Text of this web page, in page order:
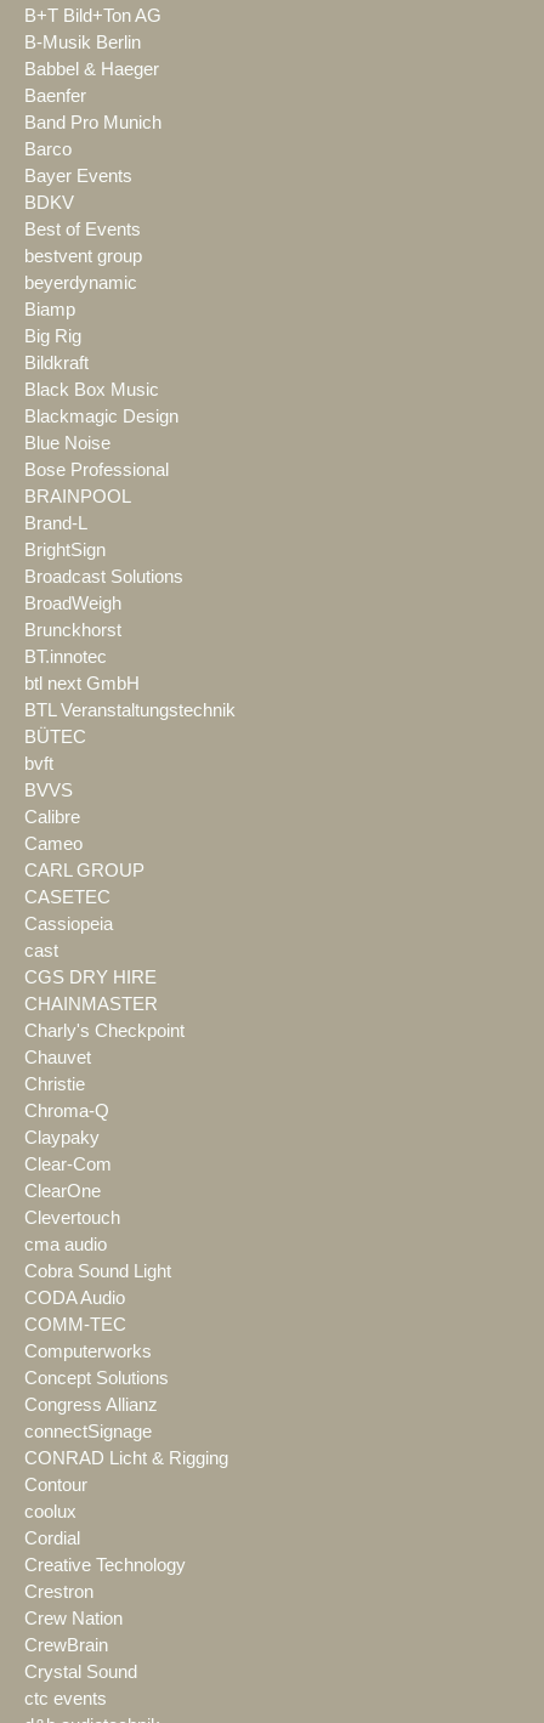
B+T Bild+Ton AG
B-Musik Berlin
Babbel & Haeger
Baenfer
Band Pro Munich
Barco
Bayer Events
BDKV
Best of Events
bestvent group
beyerdynamic
Biamp
Big Rig
Bildkraft
Black Box Music
Blackmagic Design
Blue Noise
Bose Professional
BRAINPOOL
Brand-L
BrightSign
Broadcast Solutions
BroadWeigh
Brunckhorst
BT.innotec
btl next GmbH
BTL Veranstaltungstechnik
BÜTEC
bvft
BVVS
Calibre
Cameo
CARL GROUP
CASETEC
Cassiopeia
cast
CGS DRY HIRE
CHAINMASTER
Charly's Checkpoint
Chauvet
Christie
Chroma-Q
Claypaky
Clear-Com
ClearOne
Clevertouch
cma audio
Cobra Sound Light
CODA Audio
COMM-TEC
Computerworks
Concept Solutions
Congress Allianz
connectSignage
CONRAD Licht & Rigging
Contour
coolux
Cordial
Creative Technology
Crestron
Crew Nation
CrewBrain
Crystal Sound
ctc events